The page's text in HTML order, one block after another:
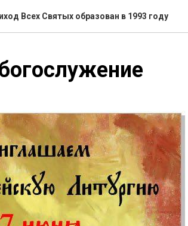
Всех Святых образован в 1993 году